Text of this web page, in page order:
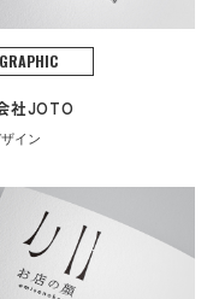
GRAPHIC
社JOTO
イン